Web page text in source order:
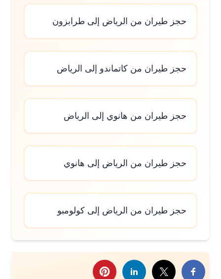
حجز طيران من الرياض إلى طرابزون
حجز طيران من كاتماندو إلى الرياض
حجز طيران من هانوي إلى الرياض
حجز طيران من الرياض إلى هانوي
حجز طيران من الرياض إلى كولومبو
هذا الموضوع